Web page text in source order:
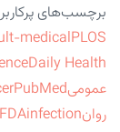
برچسب‌های
medicalPLOS
Health
عمومیPubMed
روان
FDAinfection